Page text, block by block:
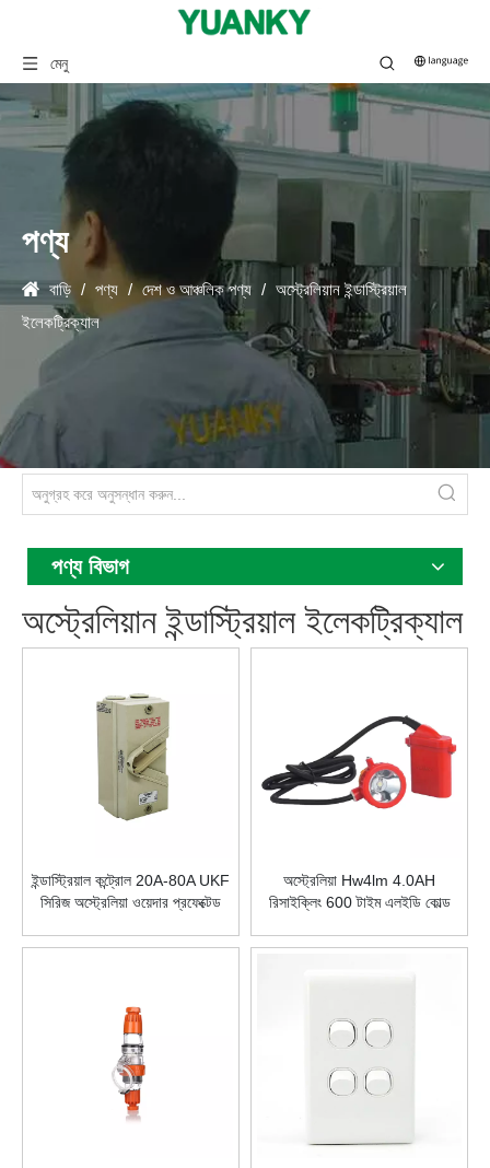
মেনু
পণ্য
বাড়ি / পণ্য / দেশ ও আঞ্চলিক পণ্য / অস্ট্রেলিয়ান ইন্ডাস্ট্রিয়াল
ইলেকট্রিক্যাল
পণ্য বিভাগ
অস্ট্রেলিয়ান ইন্ডাস্ট্রিয়াল ইলেকট্রিক্যাল
ইন্ডাস্ট্রিয়াল কন্ট্রোল 20A-80A UKF
সিরিজ অস্ট্রেলিয়া ওয়েদার প্রফেক্টেড
অস্ট্রেলিয়া Hw4lm 4.0AH
রিসাইক্লিং 600 টাইম এলইডি কোল্ড